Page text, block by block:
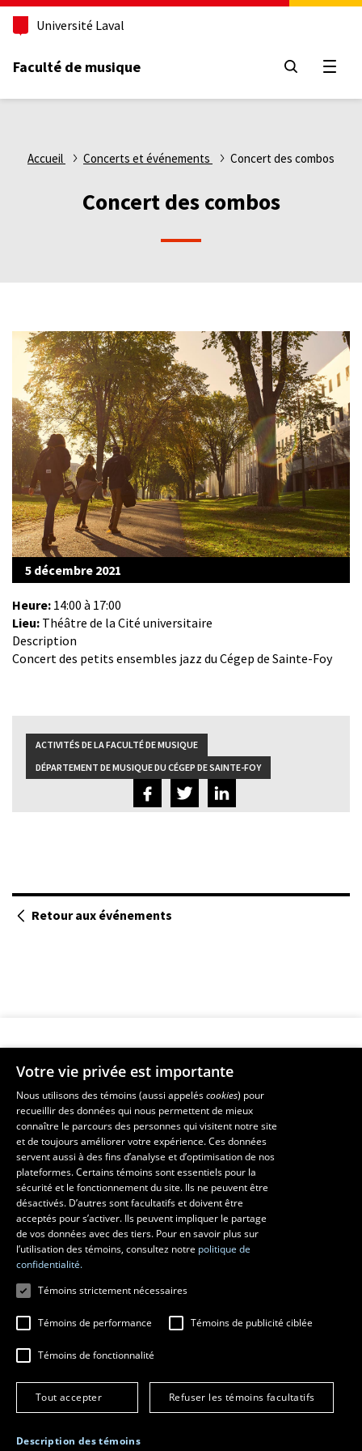
Aller
principal
Université Laval
Faculté de musique
FilAccueil Concerts et événements Concert des combos
Concert des combos
5 décembre 2021
Heure: 14:00 à 17:00
Lieu: Théâtre de la Cité universitaire
Description
Concert des petits ensembles jazz du Cégep de Sainte-Foy
ACTIVITÉS DE LA FACULTÉ DE MUSIQUE
DÉPARTEMENT DE MUSIQUE DU CÉGEP DE SAINTE-FOY
Retour aux événements
Faculté de musique
Pavillon Louis-Jacques-Casault
1055, avenue du Séminaire, Québec (Québec)  G1V 0A6
Téléphone: 418 656-7061
Suivez-nous sur Facebook
Suivez-nous sur YouTube
Conditions générales d'utilisation
Fraude en ligne
Paramétrer les témoins
Votre vie privée est importante
Nous utilisons des témoins (aussi appeléscookies) pour
recueillir des données qui nous permettent de mieux
connaître le parcours des personnes qui visitent notre site
et de toujours améliorer votre expérience. Ces données
servent aussi à des fins d’analyse et d’optimisation de nos
plateformes. Certains témoins sont essentiels pour la
sécurité et le fonctionnement du site. Ils ne peuvent être
désactivés. D’autres sont facultatifs et doivent être
acceptés pour s’activer. Ils peuvent impliquer le partage
de vos données avec des tiers. Pour en savoir plus sur
l’utilisation des témoins, consultez notre politique de
confidentialité.
Témoins strictement nécessaires
Témoins de performance Témoins de publicité ciblée
Témoins de fonctionnalité
Tout accepter Refuser les témoins facultatifs
Description des témoins